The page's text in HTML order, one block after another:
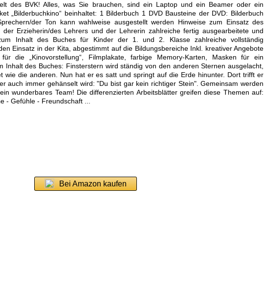
des BVK! Alles, was Sie brauchen, sind ein Laptop und ein Beamer oder ein
„Bilderbuchkino“ beinhaltet: 1 Bilderbuch 1 DVD Bausteine der DVD: Bilderbuch
der Ton kann wahlweise ausgestellt werden Hinweise zum Einsatz des
Erzieherin/des Lehrers und der Lehrerin zahlreiche fertig ausgearbeitete und
Inhalt des Buches für Kinder der 1. und 2. Klasse zahlreiche vollständig
Einsatz in der Kita, abgestimmt auf die Bildungsbereiche Inkl. kreativer Angebote
die „Kinovorstellung“, Filmplakate, farbige Memory-Karten, Masken für ein
Inhalt des Buches: Finsterstern wird ständig von den anderen Sternen ausgelacht,
wie die anderen. Nun hat er es satt und springt auf die Erde hinunter. Dort trifft er
auch immer gehänselt wird: "Du bist gar kein richtiger Stein". Gemeinsam werden
wunderbares Team! Die differenzierten Arbeitsblätter greifen diese Themen auf:
- Gefühle - Freundschaft ...
Bei Amazon kaufen